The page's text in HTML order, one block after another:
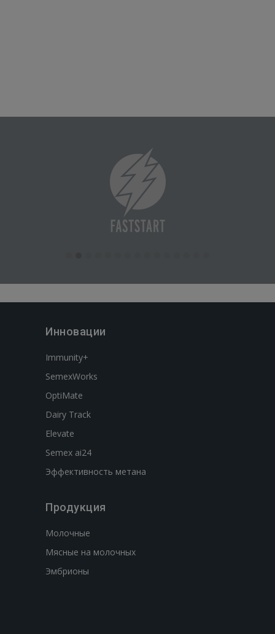
Инновации
Immunity+
SemexWorks
OptiMate
Dairy Track
Elevate
Semex ai24
Эффективность метана
Продукция
Молочные
Мясные на молочных
Эмбрионы